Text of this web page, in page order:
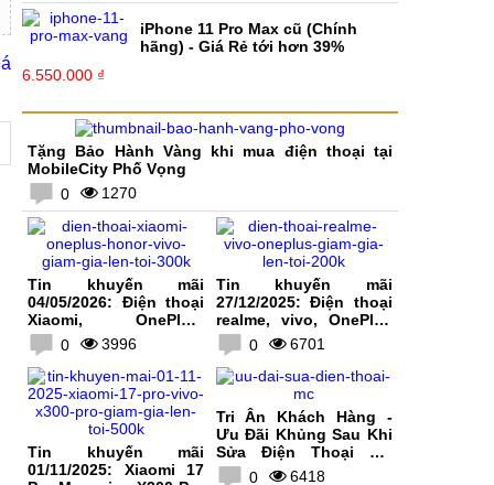
iPhone 11 Pro Max cũ (Chính
hãng) - Giá Rẻ tới hơn 39%
6.550.000 ₫
Tặng Bảo Hành Vàng khi mua điện thoại tại
MobileCity Phố Vọng
0
1270
Tin khuyến mãi
04/05/2026: Điện thoại
Xiaomi, OnePlus,
HONOR, vivo giảm giá
lên tới 300K
0 3996
Tin khuyến mãi
27/12/2025: Điện thoại
realme, vivo, OnePlus
giảm giá lên tới 200K
0 6701
Tin khuyến mãi
01/11/2025: Xiaomi 17
Tri Ân Khách Hàng -
Ưu Đãi Khủng Sau Khi
Sửa Điện Thoại Tại
MobileCity
0 6418